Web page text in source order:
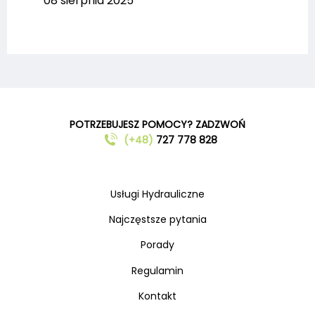
POTRZEBUJESZ POMOCY? ZADZWOŃ
(+48) 727 778 828
Usługi Hydrauliczne
Najczęstsze pytania
Porady
Regulamin
Kontakt